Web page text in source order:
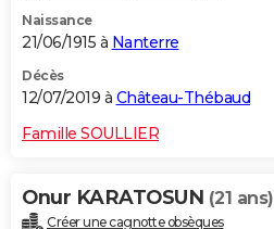
Naissance
21/06/1915 à Nanterre
Décès
12/07/2019 à Château-Thébaud
Famille SOULLIER
Onur KARATOSUN (21 ans)
Créer une cagnotte obsèques